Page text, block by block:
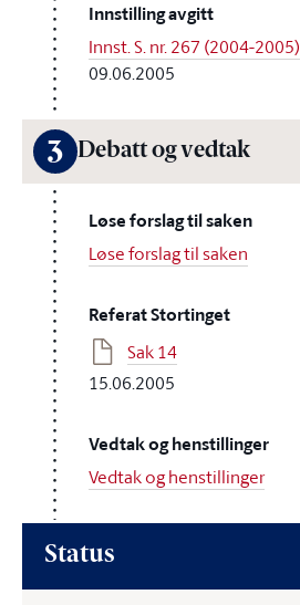
Innstilling avgitt
Innst. S. nr. 267 (2004-2005)
09.06.2005
3 Debatt og vedtak
Løse forslag til saken
Løse forslag til saken
Referat Stortinget
Sak 14
15.06.2005
Vedtak og henstillinger
Vedtak og henstillinger
Status